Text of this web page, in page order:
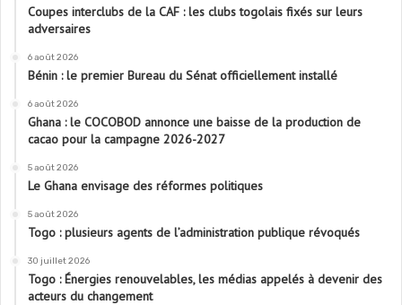
Coupes interclubs de la CAF : les clubs togolais fixés sur leurs
adversaires
6 août 2026
Bénin : le premier Bureau du Sénat officiellement installé
6 août 2026
Ghana : le COCOBOD annonce une baisse de la production de
cacao pour la campagne 2026-2027
5 août 2026
Le Ghana envisage des réformes politiques
5 août 2026
Togo : plusieurs agents de l’administration publique révoqués
30 juillet 2026
Togo : Énergies renouvelables, les médias appelés à devenir des
acteurs du changement